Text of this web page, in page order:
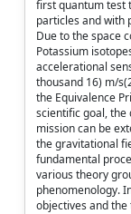
first quantum test
particles and with
Due to the space
Potassium
accelerational
thousand 16) m/
the Equivalence
scientific goal, the
mission can be
the gravitational
fundamental
various theory
phenomenology.
objectives and